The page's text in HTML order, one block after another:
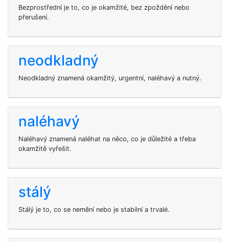
Bezprostřední je to, co je okamžité, bez zpoždění nebo
přerušení.
neodkladný
Neodkladný znamená okamžitý, urgentní, naléhavý a nutný.
naléhavý
Naléhavý znamená naléhat na něco, co je důležité a třeba
okamžitě vyřešit.
stálý
Stálý je to, co se nemění nebo je stabilní a trvalé.